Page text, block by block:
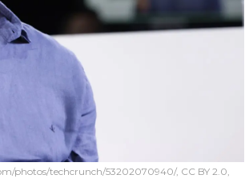
photos/techcrunch/53202070940/, CC BY 2.0,